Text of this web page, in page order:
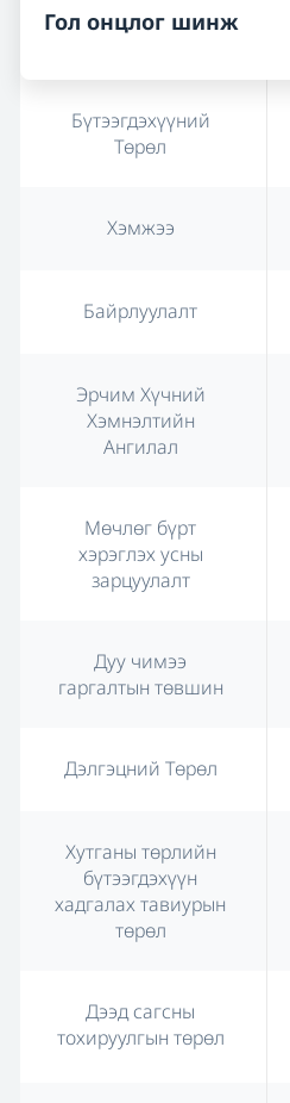
Гол онцлог шинж
Бүтээгдэхүүний
Төрөл
Хэмжээ
Байрлуулалт
Эрчим Хүчний
Хэмнэлтийн
Ангилал
Мөчлөг бүрт
хэрэглэх усны
зарцуулалт
Дуу чимээ
гаргалтын төвшин
Дэлгэцний Төрөл
Хутганы төрлийн
бүтээгдэхүүн
хадгалах тавиурын
төрөл
Дээд сагсны
тохируулгын төрөл